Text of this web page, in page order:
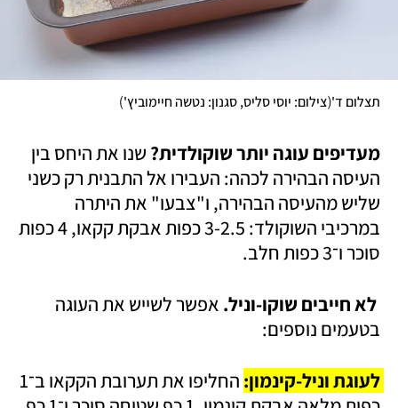
תצלום ד'(צילום: יוסי סליס, סגנון: נטשה חיימוביץ')
מעדיפים עוגה יותר שוקולדית?
סוכר ו־3 כפות חלב.
בטעמים נוספים:
לעוגת וניל-קינמון: